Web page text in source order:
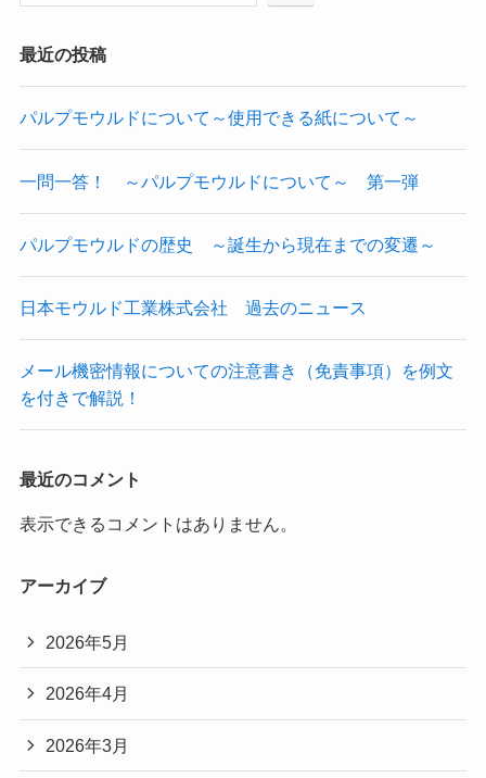
最近の投稿
パルプモウルドについて～使用できる紙について～
一問一答！ ～パルプモウルドについて～ 第一弾
パルプモウルドの歴史 ～誕生から現在までの変遷～
日本モウルド工業株式会社 過去のニュース
メール機密情報についての注意書き（免責事項）を例文
を付きで解説！
最近のコメント
表示できるコメントはありません。
アーカイブ
2026年5月
2026年4月
2026年3月